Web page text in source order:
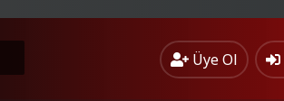
Üye Ol